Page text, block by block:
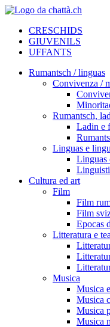
CRESCHIDS
GIUVENILS
UFFANTS
Rumantsch / linguas
Convivenza /
Rumantsch,
Ladin e
Linguas e
Linguas
Cultura ed art
Film
Film
Film
Epocas
Litteratura e
Musica
Musica
Musica
Musica
Musica